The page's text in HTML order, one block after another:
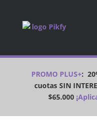
PROMO PLUS+:
cuotas SIN
$65.000